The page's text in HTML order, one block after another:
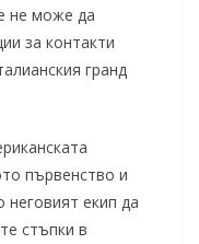
не може да
за контакти
гранд
първенство и
екип да
стъпки в